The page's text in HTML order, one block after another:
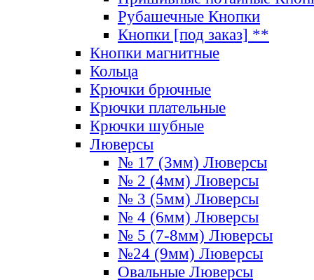
Рубашечные Кнопки
Кнопки [под заказ] **
Кнопки магнитные
Кольца
Крючки брючные
Крючки плательные
Крючки шубные
Люверсы
№ 17 (3мм) Люверсы
№ 2 (4мм) Люверсы
№ 3 (5мм) Люверсы
№ 4 (6мм) Люверсы
№ 5 (7-8мм) Люверсы
№24 (9мм) Люверсы
Овальные Люверсы